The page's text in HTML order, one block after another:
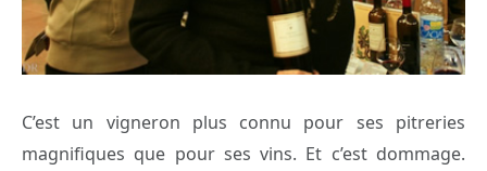
C’est un vigneron plus connu pour ses pitreries
magnifiques que pour ses vins. Et c’est dommage.